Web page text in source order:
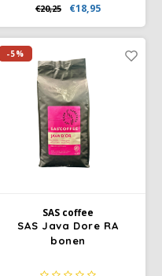
afdronk van melkchocolade.
De bloemige zuren en
verfijnde zoetheid zorgen
voor een gelaagde en
aangename koffiebeleving.
€20,25 €18,95
-5%
SAS coffee
SAS Java Dore RA
bonen